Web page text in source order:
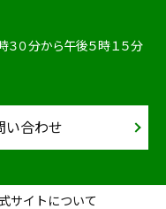
０分から午後５時１５分
い合わせ
サイトについて